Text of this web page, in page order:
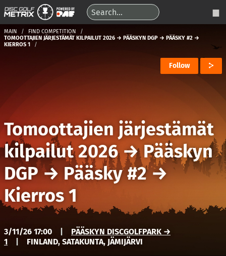
MAIN
FIND COMPETITION
TOMOOTTAJIEN JÄRJESTÄMÄT KILPAILUT 2026 → PÄÄSKYN DGP → PÄÄSKY #2 →
KIERROS 1
Follow
Tomoottajien järjestämät
kilpailut 2026→Pääskyn
DGP→Pääsky #2→
Kierros 1
3/11/26 17:00
PÄÄSKYN DISCGOLFPARK →
1
FINLAND, SATAKUNTA, JÄMIJÄRVI